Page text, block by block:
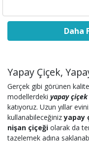
Daha
Yapay Çiçek,
Gerçek gibi görünen
modellerdeki yapay
katıyoruz. Uzun yıllar
kullanabileceğinizyapay
nişan çiçeği olarak da
tazelemek adına